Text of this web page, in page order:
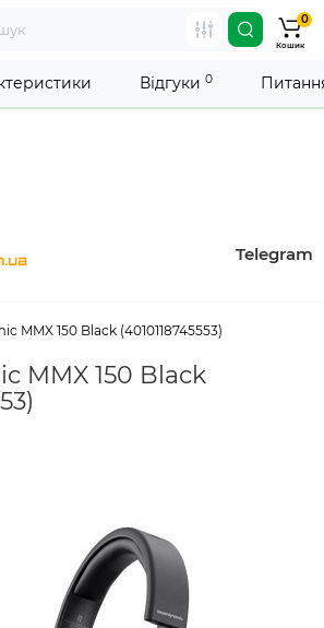
тимчасово припинено. Ми
щоб відновити прийом
якнайшвидше.
Telegram
0
Кошик
MMX 150 Black (4010118745553)
MMX 150 Black
Відгуки 0